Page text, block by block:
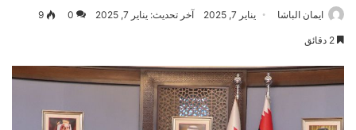
ايمان الباشا يناير 7, 2025 آخر تحديث: يناير 7, 2025 0
9